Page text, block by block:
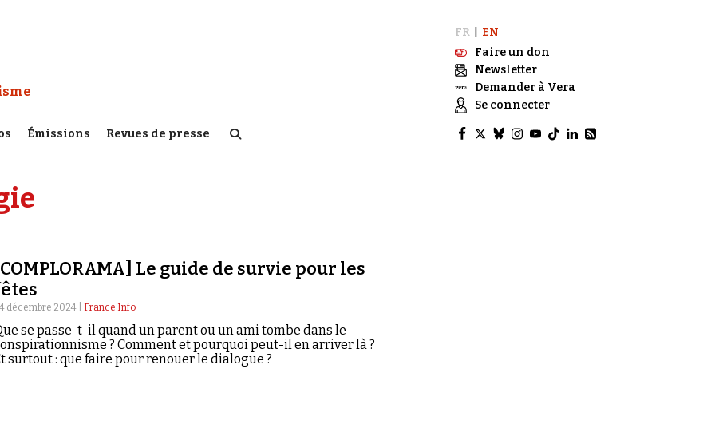
:
Émissions Revues de presse
FR
EN
Faire un don
Newsletter
Demander à Vera
Se connecter
[COMPLORAMA] Le guide de survie pour les
décembre 2024 | France Info
se passe-t-il quand un parent ou un ami tombe dans le
? Comment et pourquoi peut-il en arriver là ?
surtout : que faire pour renouer le dialogue ?